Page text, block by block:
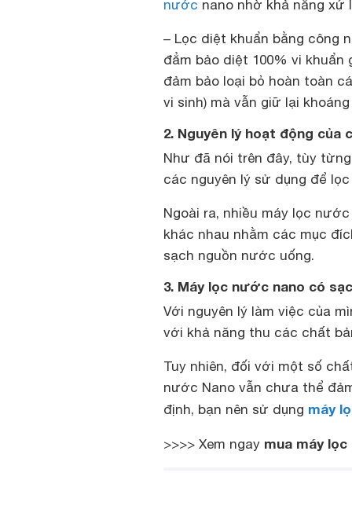
nước nano nhờ khả năng
– Lọc diệt khuẩn bằng công
đẳm bảo diệt 100% vi
đảm bảo loại bỏ hoàn toàn
vi sinh) mà vẫn giữ lại
2. Nguyên lý hoạt động của
Như đã nói trên đây, tùy
các nguyên lý sử dụng để
Ngoài ra, nhiều máy lọc
khác nhau nhằm các mục
sạch nguồn nước uống.
3. Máy lọc nước nano có
Với nguyên lý làm việc của
với khả năng thu các chất
Tuy nhiên, đối với một số
nước Nano vẫn chưa thể
định, bạn nên sử dụng máy
>>>> Xem ngay mua máy